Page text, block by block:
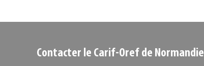
Contacter le Carif-Oref de Normandie